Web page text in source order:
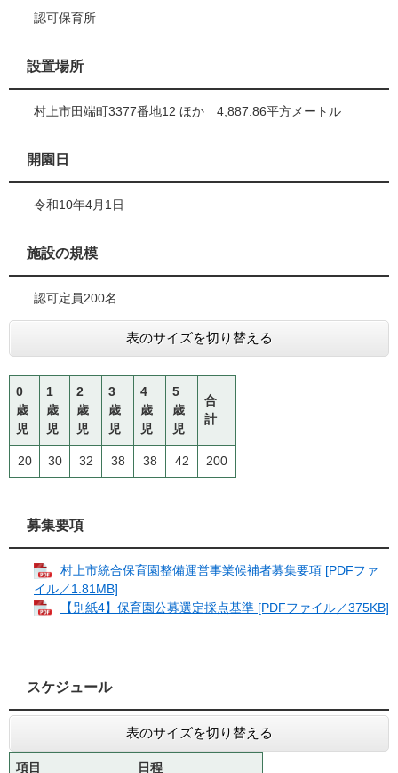
認可保育所
設置場所
村上市田端町3377番地12 ほか 4,887.86平方メートル
開園日
令和10年4月1日
施設の規模
認可定員200名
表のサイズを切り替える
0
歳
児
1
歳
児
2
歳
児
3
歳
児
4
歳
児
5
歳
児
合
計
20 30 32 38 38 42 200
募集要項
村上市統合保育園整備運営事業候補者募集要項 [PDFファ
イル／1.81MB]
【別紙4】保育園公募選定採点基準 [PDFファイル／375KB]
スケジュール
表のサイズを切り替える
項目 日程